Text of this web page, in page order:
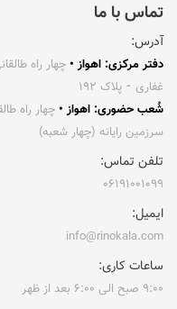
تماس با ما
آدرس:
دفتر مرکزی: اهواز • چهار راه
غفاری ⁃ پلاک ۱۹۲
شُعب حضوری: اهواز •چهار راه
سرزمین رایانه (چهار شعبه)
تلفن تماس:
۰۶۱۹۱۰۰۱۰۹۹
ایمیل:
info@rinokala.com
ساعات کاری:
۹:۰۰ صبح الی ۶:۰۰ بعد از ظهر